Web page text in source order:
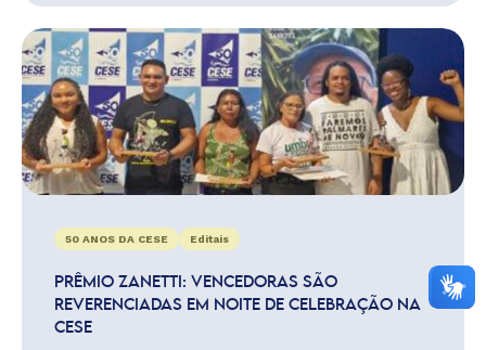
50 ANOS DA CESE Editais
PRÊMIO ZANETTI: VENCEDORAS SÃO
REVERENCIADAS EM NOITE DE CELEBRAÇÃO NA
CESE